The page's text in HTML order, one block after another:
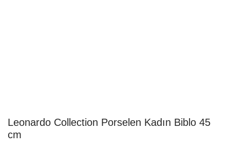
Leonardo Collection Porselen Kadın Biblo 45
cm